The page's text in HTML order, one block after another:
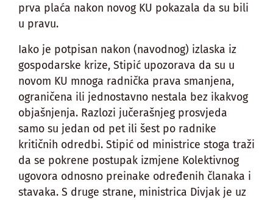
prva plaća nakon novog KU pokazala da su bili
u pravu.
Iako je potpisan nakon (navodnog) izlaska iz
gospodarske krize, Stipić upozorava da su u
novom KU mnoga radnička prava smanjena,
ograničena ili jednostavno nestala bez ikakvog
objašnjenja. Razlozi jučerašnjeg prosvjeda
samo su jedan od pet ili šest po radnike
kritičnih odredbi. Stipić od ministrice stoga traži
da se pokrene postupak izmjene Kolektivnog
ugovora odnosno preinake određenih članaka i
stavaka. S druge strane, ministrica Divjak je uz